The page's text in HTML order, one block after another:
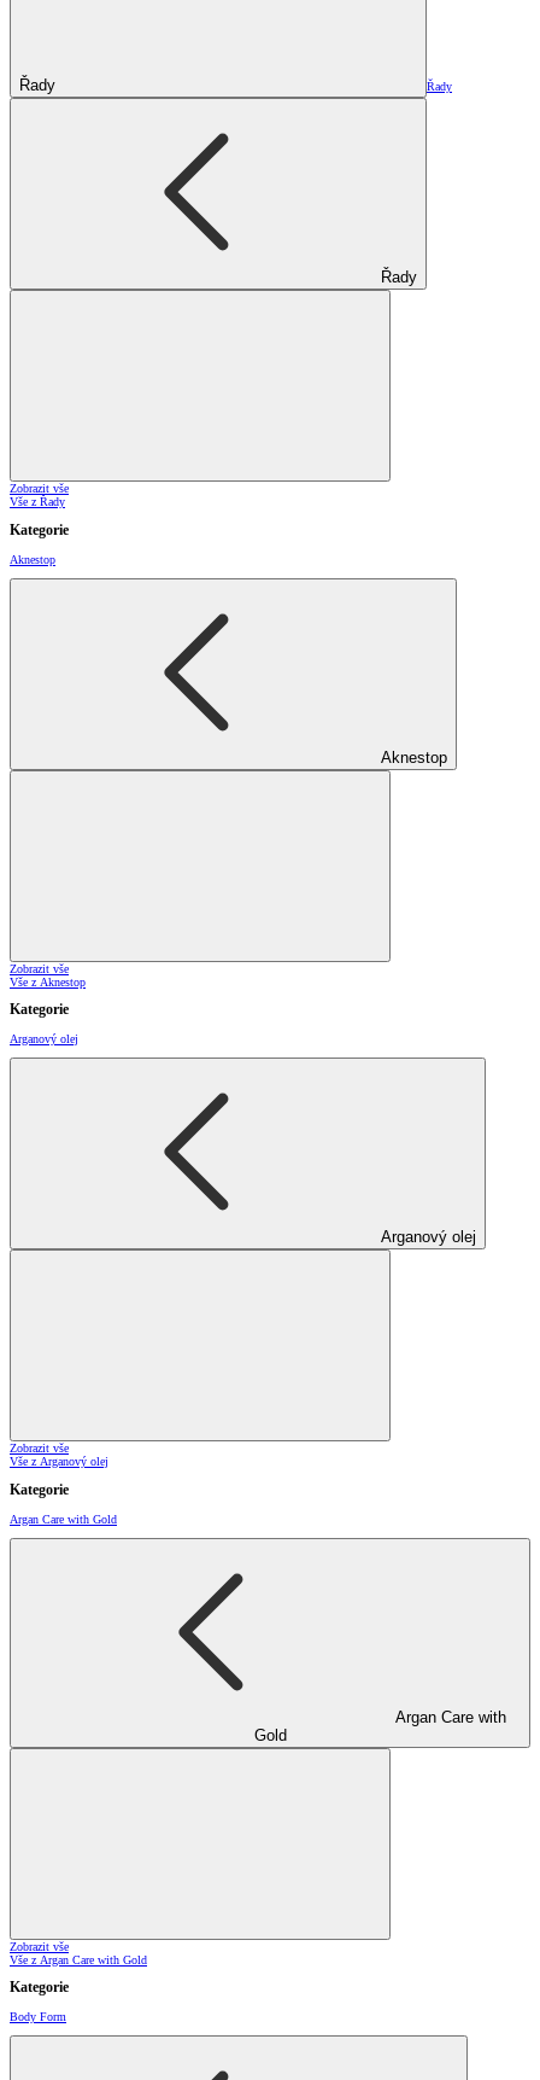
Řady Řady
Řady
Zobrazit vše
Vše z Řady
Kategorie
Aknestop
Aknestop
Zobrazit vše
Vše z Aknestop
Kategorie
Arganový olej
Arganový olej
Zobrazit vše
Vše z Arganový olej
Kategorie
Argan Care with Gold
Argan Care with
Gold
Zobrazit vše
Vše z Argan Care with Gold
Kategorie
Body Form